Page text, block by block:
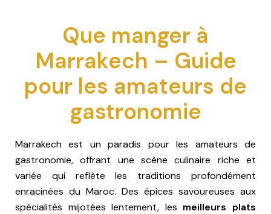
Que manger à
Marrakech – Guide
pour les amateurs de
gastronomie
Marrakech est un paradis pour les amateurs de
gastronomie, offrant une scène culinaire riche et
variée qui reflète les traditions profondément
enracinées du Maroc. Des épices savoureuses aux
spécialités mijotées lentement, les meilleurs plats